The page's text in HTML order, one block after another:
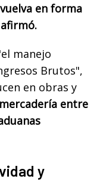
en forma
manejo
Brutos",
en obras y
entre
y